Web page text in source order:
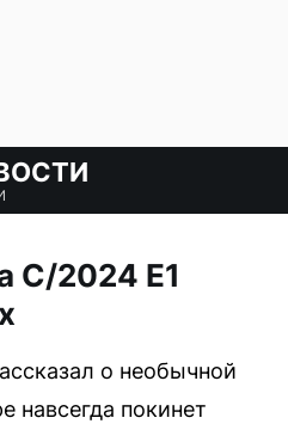
C/2024 E1
о необычной
навсегда покинет